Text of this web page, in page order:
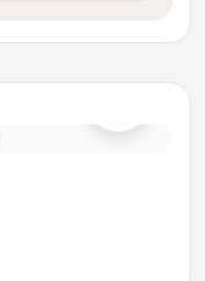
⌕